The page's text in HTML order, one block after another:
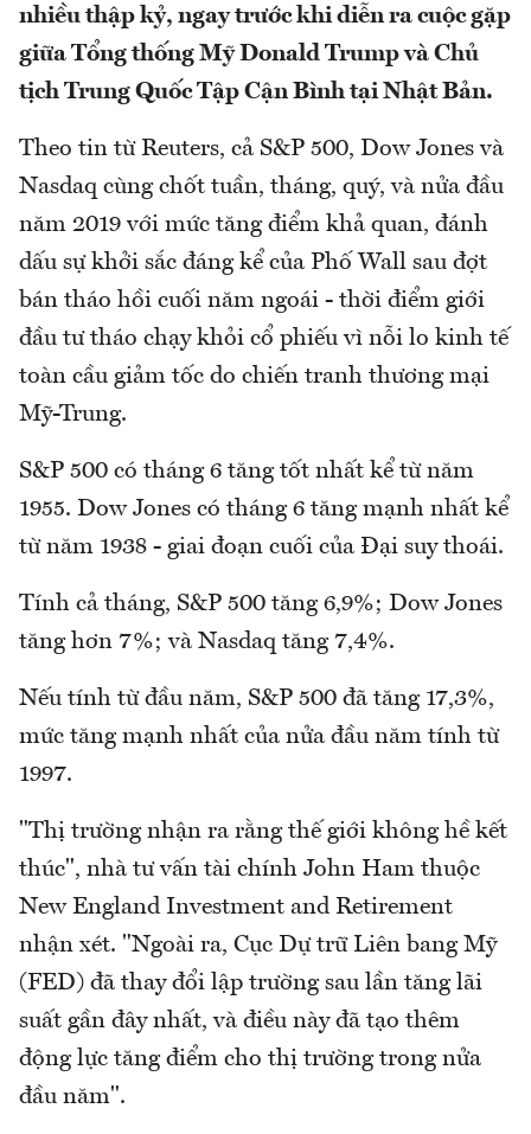
nhiều thập kỷ, ngay trước khi diễn ra cuộc gặp
giữa Tổng thống Mỹ Donald Trump và Chủ
tịch Trung Quốc Tập Cận Bình tại Nhật Bản.
Theo tin từ Reuters, cả S&P 500, Dow Jones và
Nasdaq cùng chốt tuần, tháng, quý, và nửa đầu
năm 2019 với mức tăng điểm khả quan, đánh
dấu sự khởi sắc đáng kể của Phố Wall sau đợt
bán tháo hồi cuối năm ngoái - thời điểm giới
đầu tư tháo chạy khỏi cổ phiếu vì nỗi lo kinh tế
toàn cầu giảm tốc do chiến tranh thương mại
Mỹ-Trung.
S&P 500 có tháng 6 tăng tốt nhất kể từ năm
1955. Dow Jones có tháng 6 tăng mạnh nhất kể
từ năm 1938 - giai đoạn cuối của Đại suy thoái.
Tính cả tháng, S&P 500 tăng 6,9%; Dow Jones
tăng hơn 7%; và Nasdaq tăng 7,4%.
Nếu tính từ đầu năm, S&P 500 đã tăng 17,3%,
mức tăng mạnh nhất của nửa đầu năm tính từ
1997.
"Thị trường nhận ra rằng thế giới không hề kết
thúc", nhà tư vấn tài chính John Ham thuộc
New England Investment and Retirement
nhận xét. "Ngoài ra, Cục Dự trữ Liên bang Mỹ
(FED) đã thay đổi lập trường sau lần tăng lãi
suất gần đây nhất, và điều này đã tạo thêm
động lực tăng điểm cho thị trường trong nửa
đầu năm".